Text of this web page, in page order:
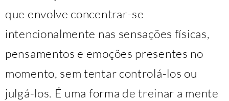
que envolve concentrar-se
intencionalmente nas sensações físicas,
pensamentos e emoções presentes no
momento, sem tentar controlá-los ou
julgá-los. É uma forma de treinar a mente